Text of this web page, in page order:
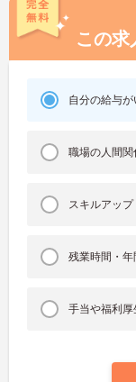
この求
自分の給与
職場の人間
スキルアッ
残業時間・
手当や福利